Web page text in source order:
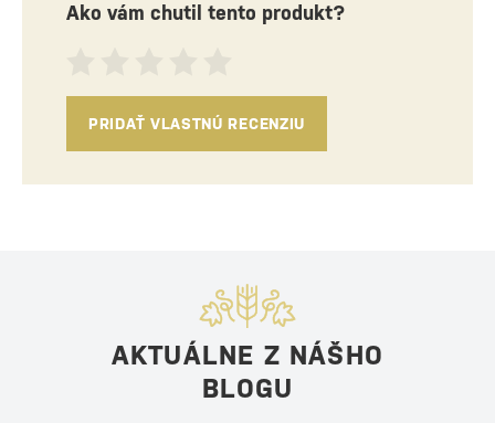
Ako vám chutil tento produkt?
PRIDAŤ VLASTNÚ RECENZIU
AKTUÁLNE Z NÁŠHO
BLOGU